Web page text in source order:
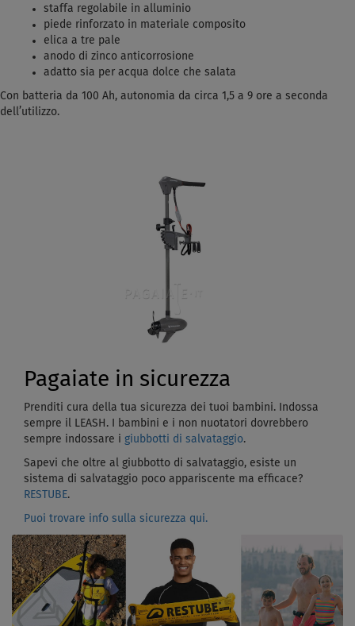
staffa regolabile in alluminio
piede rinforzato in materiale composito
elica a tre pale
anodo di zinco anticorrosione
adatto sia per acqua dolce che salata
Con batteria da 100 Ah, autonomia da circa 1,5 a 9 ore a seconda
dell’utilizzo.
Pagaiate in sicurezza
Prenditi cura della tua sicurezza dei tuoi bambini. Indossa
sempre il LEASH. I bambini e i non nuotatori dovrebbero
sempre indossare i giubbotti di salvataggio.
Sapevi che oltre al giubbotto di salvataggio, esiste un
sistema di salvataggio poco appariscente ma efficace?
RESTUBE.
Puoi trovare info sulla sicurezza qui.